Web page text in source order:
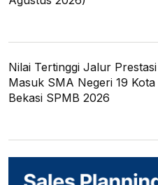
Nilai Tertinggi Jalur Prestasi
Masuk SMA Negeri 19 Kota
Bekasi SPMB 2026